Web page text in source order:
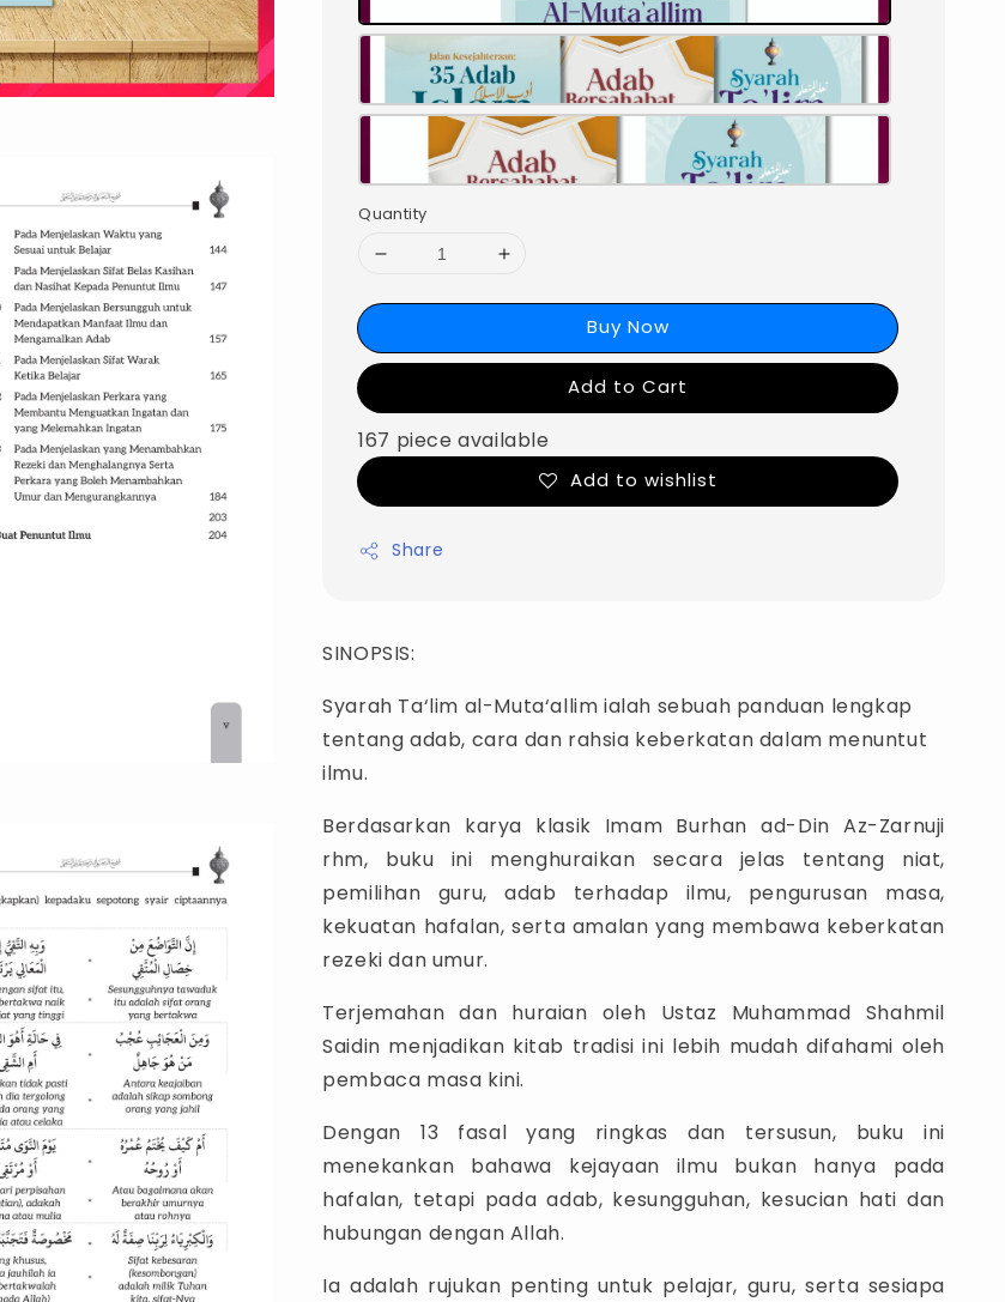
Quantity
Buy Now
Add to Cart
167 piece available
Add to wishlist
Share
SINOPSIS:
Syarah Ta‘lim al-Muta‘allim ialah sebuah panduan lengkap
tentang adab, cara dan rahsia keberkatan dalam menuntut
ilmu.
Berdasarkan karya klasik Imam Burhan ad-Din Az-Zarnuji
rhm, buku ini menghuraikan secara jelas tentang niat,
pemilihan guru, adab terhadap ilmu, pengurusan masa,
kekuatan hafalan, serta amalan yang membawa keberkatan
rezeki dan umur.
Terjemahan dan huraian oleh Ustaz Muhammad Shahmil
Saidin menjadikan kitab tradisi ini lebih mudah difahami oleh
pembaca masa kini.
Dengan 13 fasal yang ringkas dan tersusun, buku ini
menekankan bahawa kejayaan ilmu bukan hanya pada
hafalan, tetapi pada adab, kesungguhan, kesucian hati dan
hubungan dengan Allah.
Ia adalah rujukan penting untuk pelajar, guru, serta sesiapa